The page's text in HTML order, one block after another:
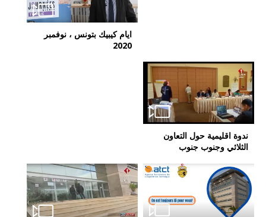
ايام كيبيك بتونس ، نوفمبر
2020
ندوة اقليمية حول التعاون
الثلاثي وجنوب جنوب